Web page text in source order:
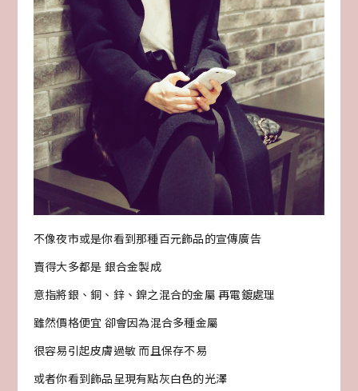
不像夜市或是你看到那種百元飾品的宣傳廣告
賣得大多都是 銀合金製成
意指將銀、銅、鋅、鎳之混合的金屬 再電鍍處理
雖然價格便宜 卻會因為混合多種金屬
很容易引起皮膚過敏 而且保存不易
或者你看到飾品呈現有點灰白色的光澤